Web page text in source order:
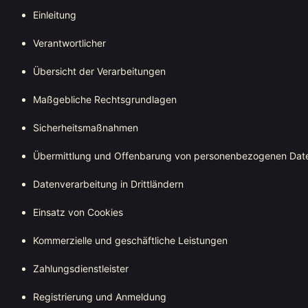
Einleitung
Verantwortlicher
Übersicht der Verarbeitungen
Maßgebliche Rechtsgrundlagen
Sicherheitsmaßnahmen
Übermittlung und Offenbarung von personenbezogenen
Datenverarbeitung in Drittländern
Einsatz von Cookies
Kommerzielle und geschäftliche Leistungen
Zahlungsdienstleister
Registrierung und Anmeldung